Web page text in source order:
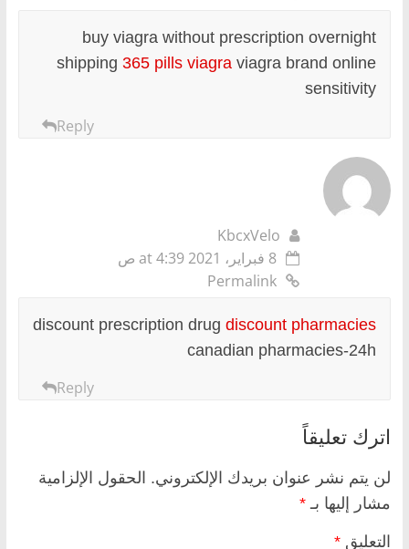
buy viagra without prescription overnight
shipping365 pills viagra viagra brand online
sensitivity
Reply
KbcxVelo
8 فبراير، 2021 at 4:39 ص
Permalink
discount prescription drugdiscount pharmacies
canadian pharmacies-24h
Reply
اترك تعليقاً
لن يتم نشر عنوان بريدك الإلكتروني. الحقول الإلزامية
مشار إليها بـ *
التعليق *